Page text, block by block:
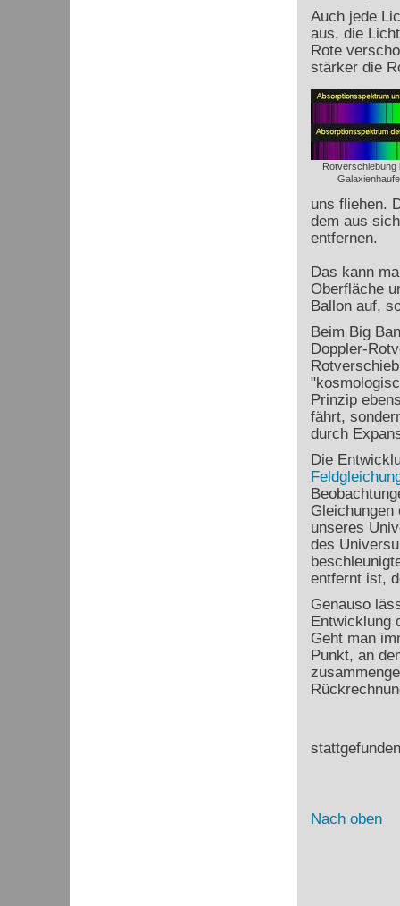
Auch jede
aus, die
Rote
stärker die
Rotverschiebung
uns fliehen.
dem aus
entfernen.
Das kann
Oberfläche
Ballon auf,
Beim Big
Doppler-
Prinzip
fährt,
durch
Die
unseres
des
entfernt ist,
Genauso
Entwicklung
Geht man
Punkt, an
Nach oben